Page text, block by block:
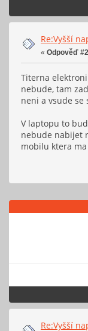
Re:Vyšší
« Odpověď
Titerna
nebude, tam
neni a vsude se
V laptopu to
nebude nabijet
mobilu ktera ma
Re:Vyšší